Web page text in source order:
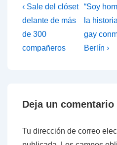
Navegación
de
entradas
La
entrada
anterior
es
‹ Sale del clóset
delante de más
de 300
compañeros
La
entrada
siguiente
es
“Soy
la
gay
Berlín ›
Deja un comentario
Tu dirección de correo